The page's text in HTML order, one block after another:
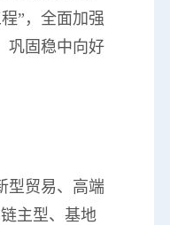
”，全面加强
巩固稳中向好
型贸易、高端
主型、基地